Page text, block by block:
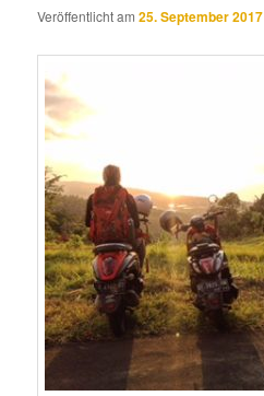
Veröffentlicht am25. September 2017